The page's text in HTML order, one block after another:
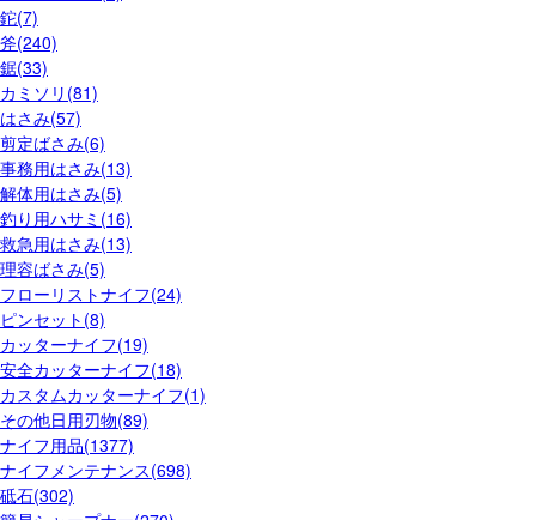
鉈(7)
斧(240)
鋸(33)
カミソリ(81)
はさみ(57)
剪定ばさみ(6)
事務用はさみ(13)
解体用はさみ(5)
釣り用ハサミ(16)
救急用はさみ(13)
理容ばさみ(5)
フローリストナイフ(24)
ピンセット(8)
カッターナイフ(19)
安全カッターナイフ(18)
カスタムカッターナイフ(1)
その他日用刃物(89)
ナイフ用品(1377)
ナイフメンテナンス(698)
砥石(302)